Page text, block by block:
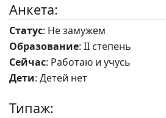
Анкета:
Статус: Не замужем
Образование: II степень
Сейчас: Работаю и учусь
Дети: Детей нет
Типаж: